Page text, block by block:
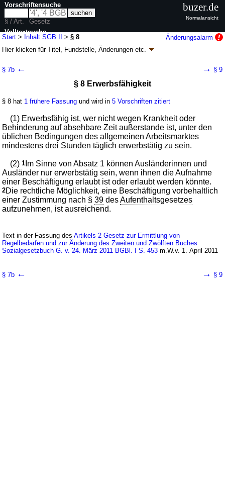
Start > Inhalt SGB II >§ 8
Änderungsalarm
Hier klicken fürTitel, Fundstelle, Änderungen etc.
Grundsicherung für Arbeitsuchende (SGB II)
neugefasst durch B. v. 13.05.2011BGBl. I S. 850 , 2094; zuletzt geändert
Geltung ab 01.01.2005; FNA: 860-2Sozialgesetzbuch
wird in 716 Vorschriften zitiert
Kapitel 2 Anspruchsvoraussetzungen
§ 7b ← → § 9
§ 8 Erwerbsfähigkeit
§ 8 hat 1 frühere Fassung und wird in5 Vorschriften zitiert
(1) Erwerbsfähig ist, wer nicht wegen Krankheit oder
Behinderung auf absehbare Zeit außerstande ist, unter den
üblichen Bedingungen des allgemeinen Arbeitsmarktes
mindestens drei Stunden täglich erwerbstätig zu sein.
(2)1 Im Sinne von Absatz 1 können Ausländerinnen und
Ausländer nur erwerbstätig sein, wenn ihnen die Aufnahme
einer Beschäftigung erlaubt ist oder erlaubt werden könnte.
2Die rechtliche Möglichkeit, eine Beschäftigung vorbehaltlich
einer Zustimmung nach §39 desAufenthaltsgesetzes
aufzunehmen, ist ausreichend.
Text in der Fassung desArtikels 2 Gesetz zur Ermittlung von
Regelbedarfen und zur Änderung des Zweiten und Zwölften Buches
Sozialgesetzbuch G. v. 24. März 2011 BGBl. I S. 453 m.W.v. 1. April 2011
§ 7b ← → § 9
Vorschriftensuche
§ / Art.
Gesetz
Volltextsuche
nur in SGB II
buzer.de
Normalansicht